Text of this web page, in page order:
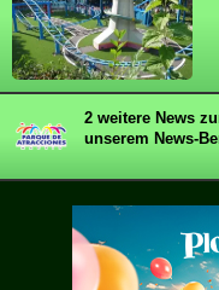
2 weitere News
unserem News-